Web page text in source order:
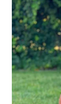
importância
passado
imagens